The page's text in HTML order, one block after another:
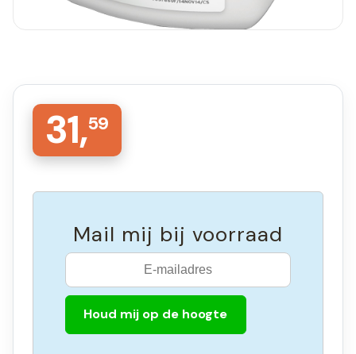
31,59
Mail mij bij voorraad
Houd mij op de hoogte